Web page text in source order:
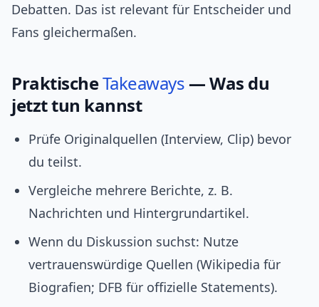
Debatten. Das ist relevant für Entscheider und
Fans gleichermaßen.
PraktischeTakeaways — Was du
jetzt tun kannst
Prüfe Originalquellen (Interview, Clip) bevor
du teilst.
Vergleiche mehrere Berichte, z. B.
Nachrichten und Hintergrundartikel.
Wenn du Diskussion suchst: Nutze
vertrauenswürdige Quellen (Wikipedia für
Biografien; DFB für offizielle Statements).